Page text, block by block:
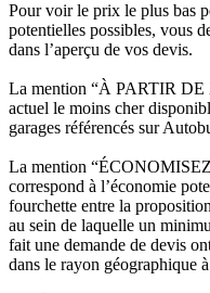
Pour voir le prix le plus bas
potentielles possibles, vous
dans l’aperçu de vos devis.
La mention “À PARTIR
actuel le moins cher
garages référencés sur
La mention
correspond à l’économie
fourchette entre la
au sein de laquelle un
fait une demande de devis
dans le rayon géographique